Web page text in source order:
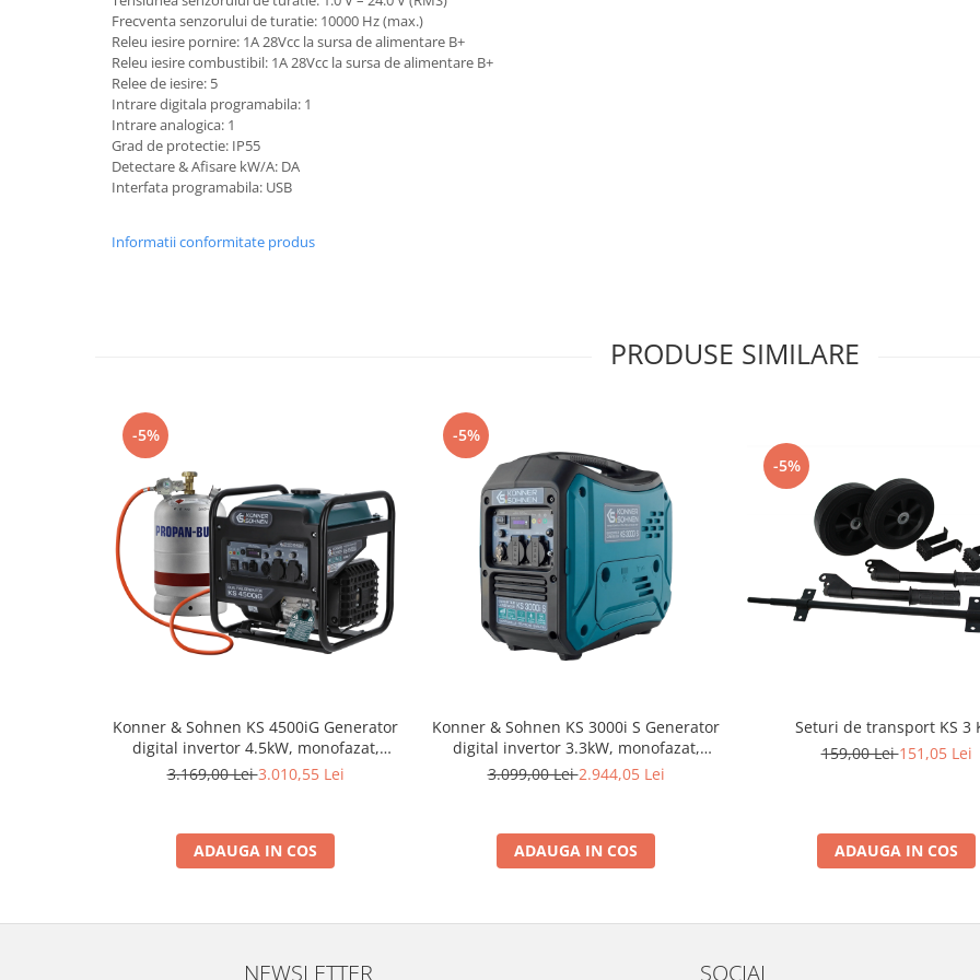
Masini de slefuit
Suflante cu aer cald
Masini de frezat
Masini de amestecat
Modelare si bricolaj
Capsatoare electrice
Finisoare beton
Taietoare beton si asfalt
Taietoare materiale
Turnuri de lumina
Palane si vinciuri
Transpaleti hidraulici
Discuri diamantate
Frecventa senzorului de turatie: 10000 Hz (max.)
Releu iesire pornire: 1A 28Vcc la sursa de alimentare B+
Releu iesire combustibil: 1A 28Vcc la sursa de alimentare B+
Relee de iesire: 5
Intrare digitala programabila: 1
Intrare analogica: 1
Grad de protectie: IP55
Detectare & Afisare kW/A: DA
Interfata programabila: USB
Informatii conformitate produs
PRODUSE SIMILARE
-5%
Konner & Sohnen KS 4500iG Generator
digital invertor 4.5kW, monofazat,
GPL/benzina
3.169,00 Lei3.010,55 Lei
ADAUGA IN COS
-5%
Konner & Sohnen KS 3000i S Generator
digital invertor 3.3kW, monofazat,
benzina
3.099,00 Lei2.944,05 Lei
ADAUGA IN COS
-5%
Seturi de transport KS 3
159,00 Lei151,05 Lei
ADAUGA IN COS
NEWSLETTER SOCIAL